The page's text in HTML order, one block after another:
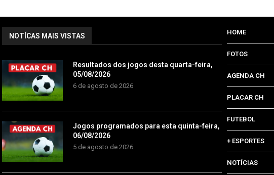
NOTÍCAS MAIS VISTAS
Resultados dos jogos desta quarta-feira,
05/08/2026
6 de agosto de 2026
Jogos programados para esta quinta-feira,
06/08/2026
5 de agosto de 2026
HOME
FOTOS
AGENDA CH
PLACAR CH
FUTEBOL
+ ESPORTES
NOTÍCIAS